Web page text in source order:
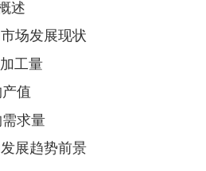
述
场发展现状
工量
值
需求量
展趋势前景